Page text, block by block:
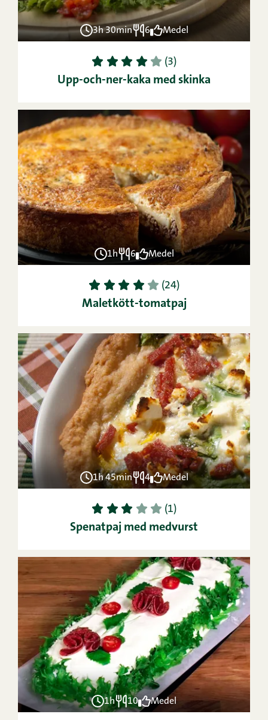
3h 30min 6 Medel
1 2 3 4 5 (3)
Upp-och-ner-kaka med skinka
1h 6 Medel
1 2 3 4 5 (24)
Maletkött-tomatpaj
1h 45min 4 Medel
1 2 3 4 5 (1)
Spenatpaj med medvurst
1h 10 Medel